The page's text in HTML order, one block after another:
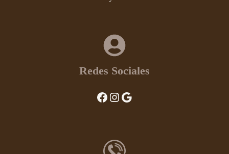
Redes Sociales
Facebook
Instagram
Google